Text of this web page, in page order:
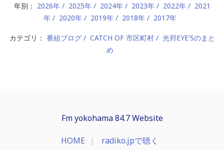
年別： 2026年 2025年 2024年 2023年 2022年
2021
年
2020年 2019年 2018年 2017年
カテゴリ： 番組ブログ CATCH OF 市区町村
光邦EYE'Sのまと
め
Fm yokohama 84.7 Website
HOME radiko.jpで聴く